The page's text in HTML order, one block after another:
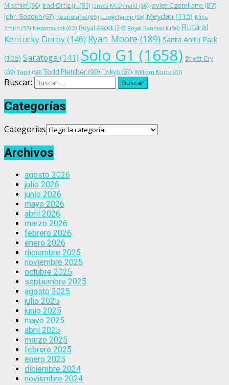
Mischief(66) Irad Ortiz Jr. (81) James McDonald (56) Javier Castellano (87)
John Gosden (67) Keeneland (65) Longchamp (56) Meydan (115) Mike
Smith (57) Newmarket (62) Royal Ascot (74) Royal Randwick (56) Ruta al
Kentucky Derby(146) Ryan Moore (189) Santa Anita Park
(106) Saratoga (141) Solo G1 (1658) Street Cry
(69) Tapit (58) Todd Pletcher(90) Tokyo (67) William Buick (61)
Buscar:
Categorías
Categorías
Archivos
agosto 2026
julio 2026
junio 2026
mayo 2026
abril 2026
marzo 2026
febrero 2026
enero 2026
diciembre 2025
noviembre 2025
octubre 2025
septiembre 2025
agosto 2025
julio 2025
junio 2025
mayo 2025
abril 2025
marzo 2025
febrero 2025
enero 2025
diciembre 2024
noviembre 2024